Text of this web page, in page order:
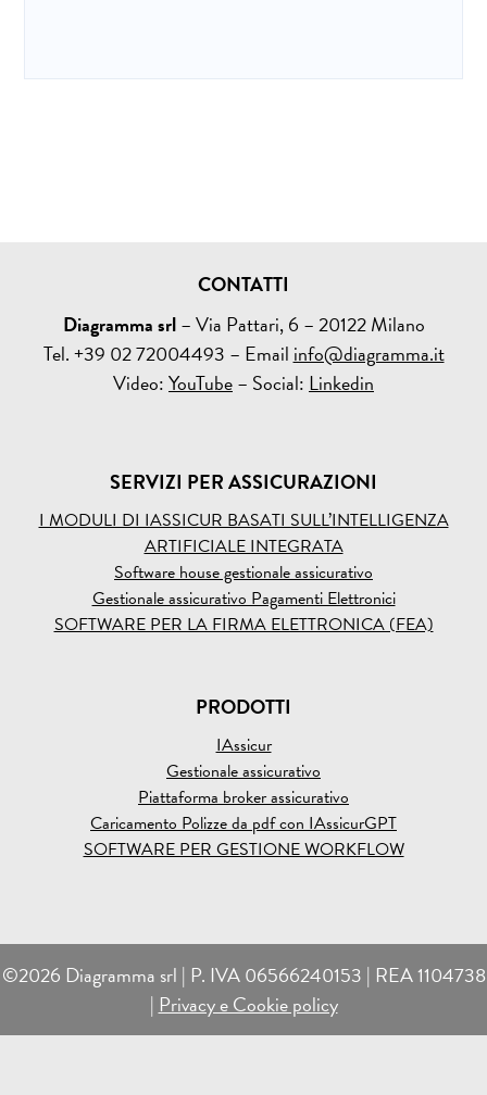
CONTATTI
Diagramma srl– Via Pattari, 6 – 20122 Milano
Tel. +39 02 72004493 – Email info@diagramma.it
Video:YouTube– Social: Linkedin
SERVIZI PER ASSICURAZIONI
I MODULI DI IASSICUR BASATI SULL’INTELLIGENZA
ARTIFICIALE INTEGRATA
Software house gestionale assicurativo
Gestionale assicurativo Pagamenti Elettronici
SOFTWARE PER LA FIRMA ELETTRONICA (FEA)
PRODOTTI
IAssicur
Gestionale assicurativo
Piattaforma broker assicurativo
Caricamento Polizze da pdf con IAssicurGPT
SOFTWARE PER GESTIONE WORKFLOW
©2026 Diagramma srl | P. IVA 06566240153 | REA 1104738
| Privacy e Cookie policy